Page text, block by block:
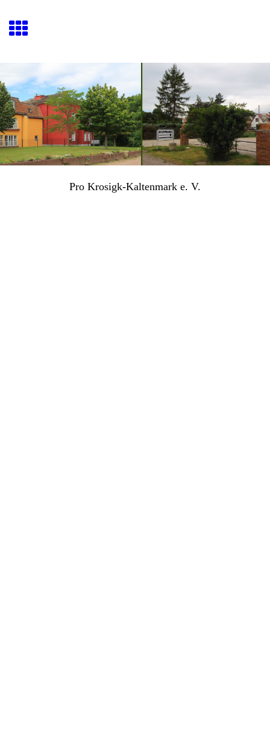
Pro Krosigk-Kaltenmark e. V.